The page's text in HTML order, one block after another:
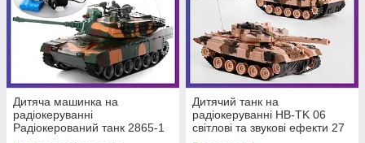
Дитяча машинка на
радіокеруванні
Радіокерований танк 2865-1
Дитячий танк на
радіокеруванні HB-TK 06
світлові та звукові ефекти 27